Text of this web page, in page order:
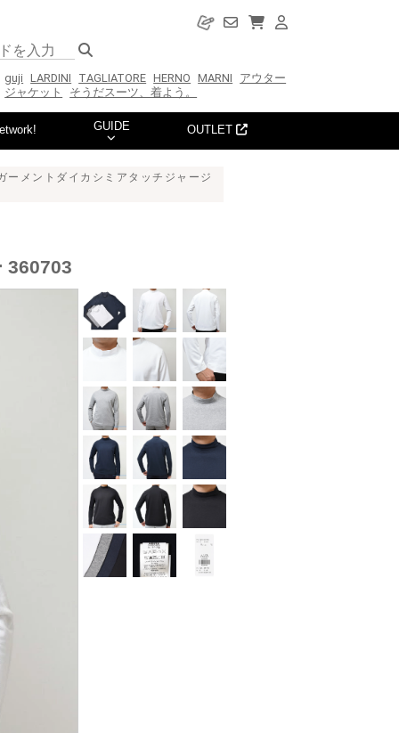
guji LARDINI TAGLIATORE HERNO MARNI
アウター
ジャケット
そうだスーツ、着よう。
GUIDE OUTLET
メントダイカシミアタッチジャージ